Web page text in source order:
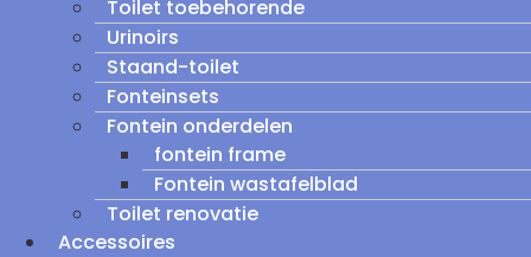
Toilet toebehorende
Urinoirs
Staand-toilet
Fonteinsets
Fontein onderdelen
fontein frame
Fontein wastafelblad
Toilet renovatie
Accessoires